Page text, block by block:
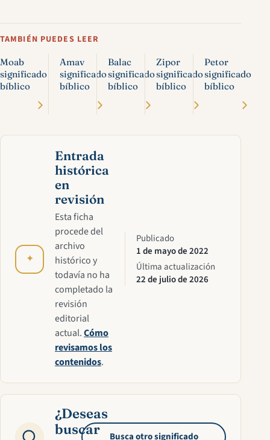
TAMBIÉN PUEDES LEER
Moab
significado
bíblico
Amav
significado
bíblico
Balac
significado
bíblico
Zipor
significado
bíblico
Petor
significado
bíblico
✦
Entrada
histórica
en
revisión
Esta ficha
procede del
archivo
histórico y
todavía no ha
completado la
revisión
editorial
actual.Cómo
revisamos los
contenidos.
Publicado
1 de mayo de 2022
Última actualización
22 de julio de 2026
¿Deseas
buscar
Busca otro significado